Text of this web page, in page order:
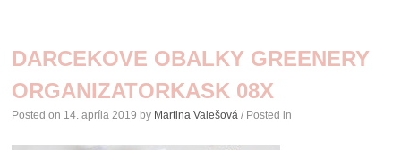
CONTENT
DARCEKOVE OBALKY GREENERY
ORGANIZATORKASK 08X
Posted on 14. apríla 2019 by Martina Valešová / Posted in